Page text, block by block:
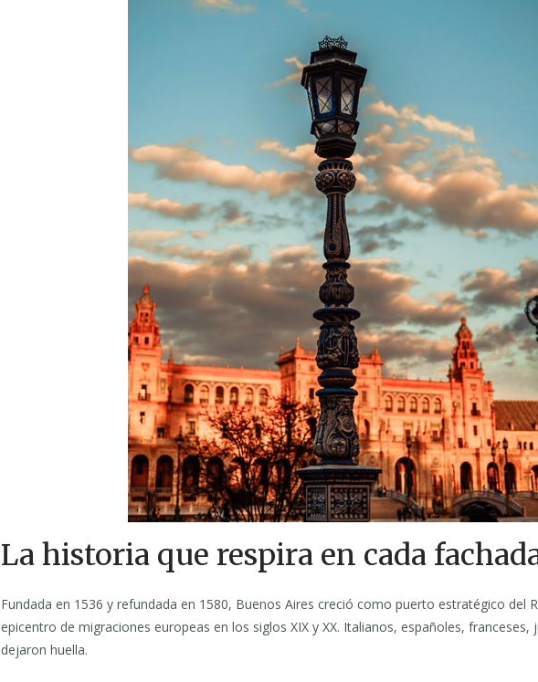
La historia que respira en cada
Fundada en 1536 y refundada en 1580, Buenos Aires creció como puerto estratégico del
epicentro de migraciones europeas en los siglos XIX y XX. Italianos, españoles, franceses,
dejaron huella.